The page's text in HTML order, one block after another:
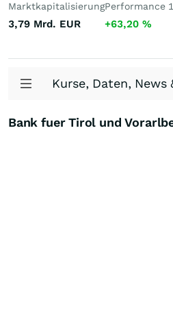
Marktkapitalisierung
3,79 Mrd. EUR
Performance
+63,20 %
Kurse, Daten, News
Bank fuer Tirol und